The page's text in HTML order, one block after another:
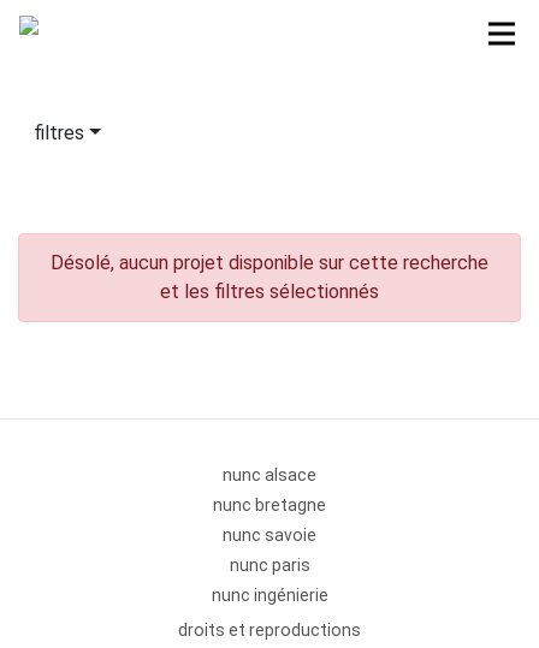
filtres
Désolé, aucun projet disponible sur cette recherche
et les filtres sélectionnés
nunc alsace
nunc bretagne
nunc savoie
nunc paris
nunc ingénierie
droits et reproductions